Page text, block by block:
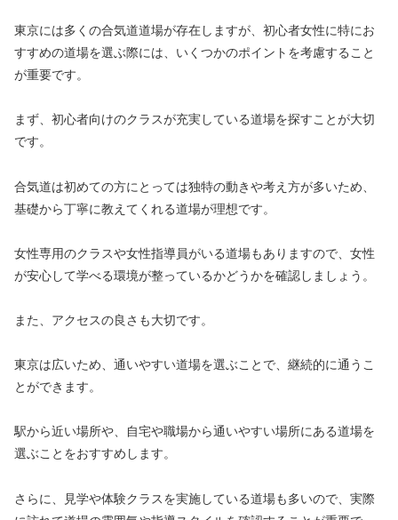
東京には多くの合気道道場が存在しますが、初心者女性に特にお
すすめの道場を選ぶ際には、いくつかのポイントを考慮すること
が重要です。
まず、初心者向けのクラスが充実している道場を探すことが大切
です。
合気道は初めての方にとっては独特の動きや考え方が多いため、
基礎から丁寧に教えてくれる道場が理想です。
女性専用のクラスや女性指導員がいる道場もありますので、女性
が安心して学べる環境が整っているかどうかを確認しましょう。
また、アクセスの良さも大切です。
東京は広いため、通いやすい道場を選ぶことで、継続的に通うこ
とができます。
駅から近い場所や、自宅や職場から通いやすい場所にある道場を
選ぶことをおすすめします。
さらに、見学や体験クラスを実施している道場も多いので、実際